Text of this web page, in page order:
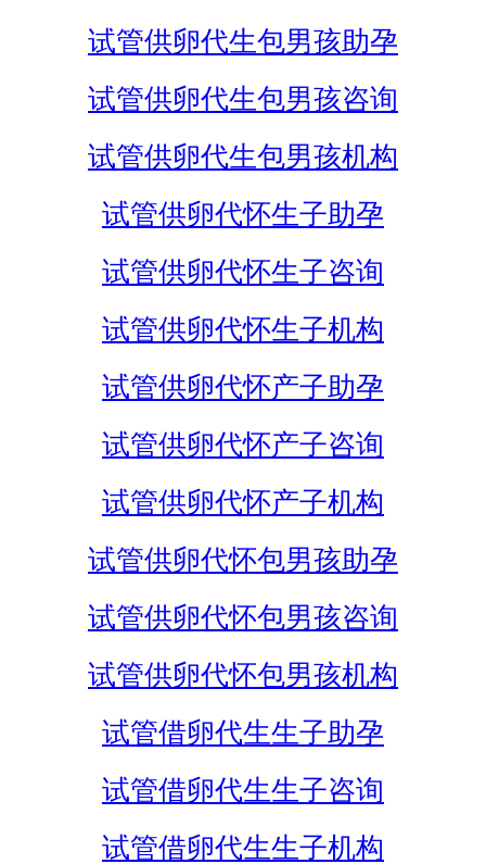
试管供卵代生包男孩助孕
试管供卵代生包男孩咨询
试管供卵代生包男孩机构
试管供卵代怀生子助孕
试管供卵代怀生子咨询
试管供卵代怀生子机构
试管供卵代怀产子助孕
试管供卵代怀产子咨询
试管供卵代怀产子机构
试管供卵代怀包男孩助孕
试管供卵代怀包男孩咨询
试管供卵代怀包男孩机构
试管借卵代生生子助孕
试管借卵代生生子咨询
试管借卵代生生子机构